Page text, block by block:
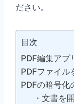
ださい。
目次
PDF編集アプ
PDFファイル
PDFの暗号化
・文書を